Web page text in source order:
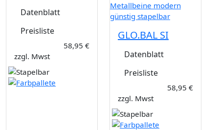
Datenblatt
Preisliste
58,95 €
zzgl. Mwst
GLO.BAL SI
Datenblatt
Preisliste
58,95 €
zzgl. Mwst